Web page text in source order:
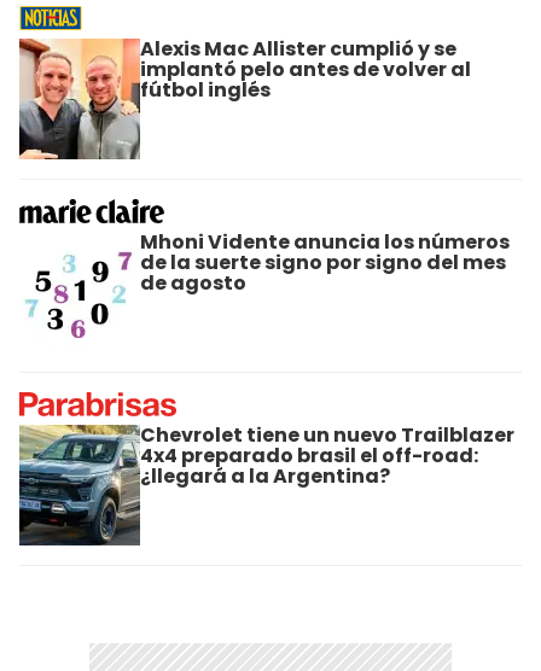
Alexis Mac Allister cumplió y se
implantó pelo antes de volver al
fútbol inglés
Mhoni Vidente anuncia los números
de la suerte signo por signo del mes
de agosto
Chevrolet tiene un nuevo Trailblazer
4x4 preparado brasil el off-road:
¿llegará a la Argentina?